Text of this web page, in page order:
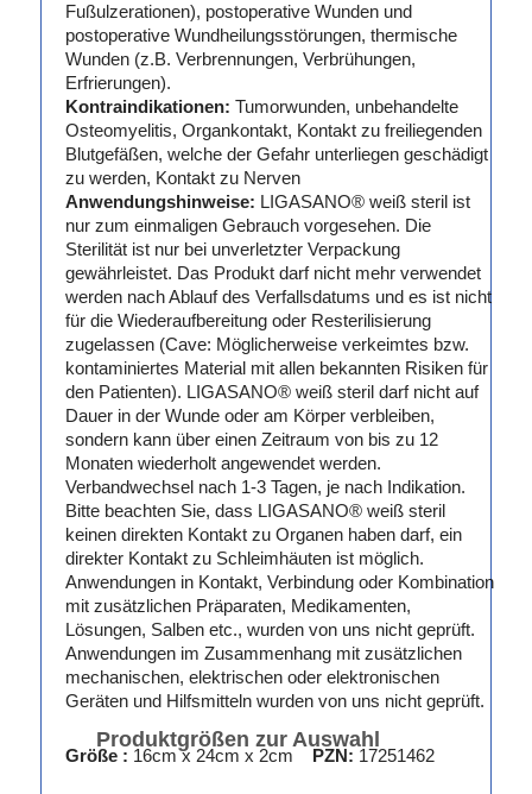
Fußulzerationen), postoperative Wunden und
postoperative Wundheilungsstörungen, thermische
Wunden (z.B. Verbrennungen, Verbrühungen,
Erfrierungen).
Kontraindikationen: Tumorwunden, unbehandelte
Osteomyelitis, Organkontakt, Kontakt zu freiliegenden
Blutgefäßen, welche der Gefahr unterliegen geschädigt
zu werden, Kontakt zu Nerven
Anwendungshinweise: LIGASANO® weiß steril ist
nur zum einmaligen Gebrauch vorgesehen. Die
Sterilität ist nur bei unverletzter Verpackung
gewährleistet. Das Produkt darf nicht mehr verwendet
werden nach Ablauf des Verfallsdatums und es ist nicht
für die Wiederaufbereitung oder Resterilisierung
zugelassen (Cave: Möglicherweise verkeimtes bzw.
kontaminiertes Material mit allen bekannten Risiken für
den Patienten). LIGASANO® weiß steril darf nicht auf
Dauer in der Wunde oder am Körper verbleiben,
sondern kann über einen Zeitraum von bis zu 12
Monaten wiederholt angewendet werden.
Verbandwechsel nach 1-3 Tagen, je nach Indikation.
Bitte beachten Sie, dass LIGASANO® weiß steril
keinen direkten Kontakt zu Organen haben darf, ein
direkter Kontakt zu Schleimhäuten ist möglich.
Anwendungen in Kontakt, Verbindung oder Kombination
mit zusätzlichen Präparaten, Medikamenten,
Lösungen, Salben etc., wurden von uns nicht geprüft.
Anwendungen im Zusammenhang mit zusätzlichen
mechanischen, elektrischen oder elektronischen
Geräten und Hilfsmitteln wurden von uns nicht geprüft.
Produktgrößen zur Auswahl
Größe : 16cm x 24cm x 2cm PZN: 17251462